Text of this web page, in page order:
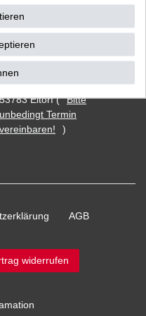
Vorkasse
Barzahlung bei Abholung in
53783 Eitorf (
Bitte
unbedingt Termin
vereinbaren!
)
AGB
widerrufen